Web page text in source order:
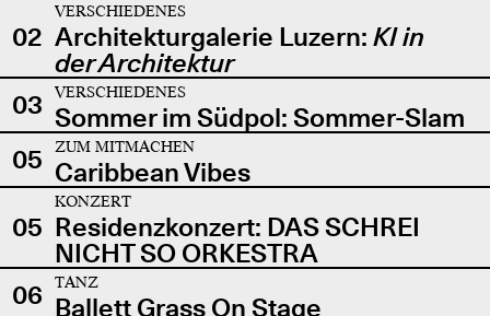
02
VERSCHIEDENES
Architekturgalerie Luzern: KI in
der Architektur
03
VERSCHIEDENES
Sommer im Südpol: Sommer-Slam
05
ZUM MITMACHEN
Caribbean Vibes
05
KONZERT
Residenzkonzert: DAS SCHREI
NICHT SO ORKESTRA
06
TANZ
Ballett Grass On Stage